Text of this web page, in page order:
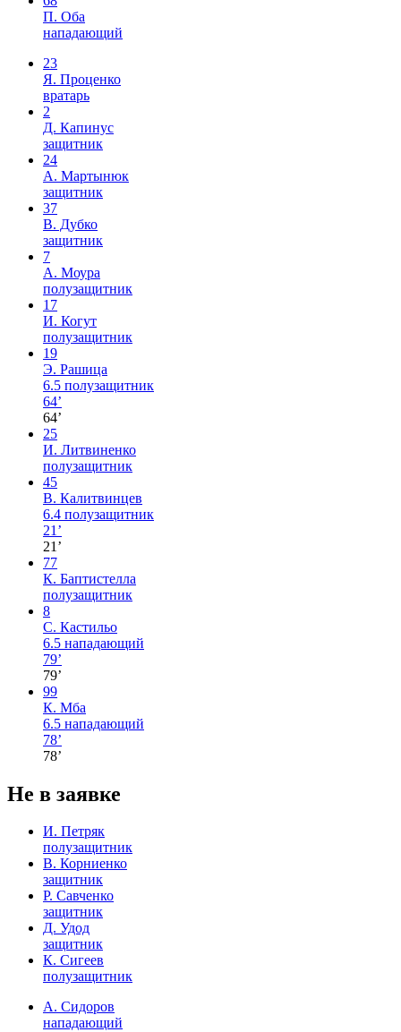
П. Оба
нападающий
23
Я. Проценко
вратарь
2
Д. Капинус
защитник
24
А. Мартынюк
защитник
37
В. Дубко
защитник
7
А. Моура
полузащитник
17
И. Когут
полузащитник
19
Э. Рашица
6.5 полузащитник
64’
64’
25
И. Литвиненко
полузащитник
45
В. Калитвинцев
6.4 полузащитник
21’
21’
77
К. Баптистелла
полузащитник
8
С. Кастильо
6.5 нападающий
79’
79’
99
К. Мба
6.5 нападающий
78’
78’
Не в заявке
И. Петряк
полузащитник
В. Корниенко
защитник
Р. Савченко
защитник
Д. Удод
защитник
К. Сигеев
полузащитник
А. Сидоров
нападающий